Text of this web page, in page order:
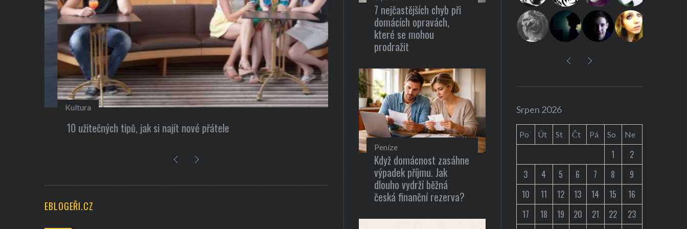
Kultura
10 užitečných tipů, jak si najít nové přátele
Gastronomie
Recepty pro zdravou a rychlou snídani
Představení
Musk ohlásil už
EBLOGEŘI.CZ
7 nejčastějších chyb při
domácích opravách,
které se mohou
prodražit
Peníze
Když domácnost zasáhne
výpadek příjmu. Jak
dlouho vydrží běžná
česká finanční rezerva?
:
Srpen 2026
Po Út St Čt Pá So Ne
1
2
3
4 5 6 7 8
9
10
11 12 13 14 15
16
17
18 19 20 21 22
23